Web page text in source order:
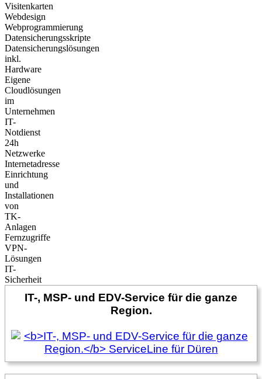
Visitenkarten
Webdesign
Webprogrammierung
Datensicherungsskripte
Datensicherungslösungen
inkl.
Hardware
Eigene
Cloudlösungen
im
Unternehmen
IT-
Notdienst
24h
Netzwerke
Internetadresse
Einrichtung
und
Installationen
von
TK-
Anlagen
Fernzugriffe
VPN-
Lösungen
IT-
Sicherheit
IT-, MSP- und EDV-Service für die ganze
Region.